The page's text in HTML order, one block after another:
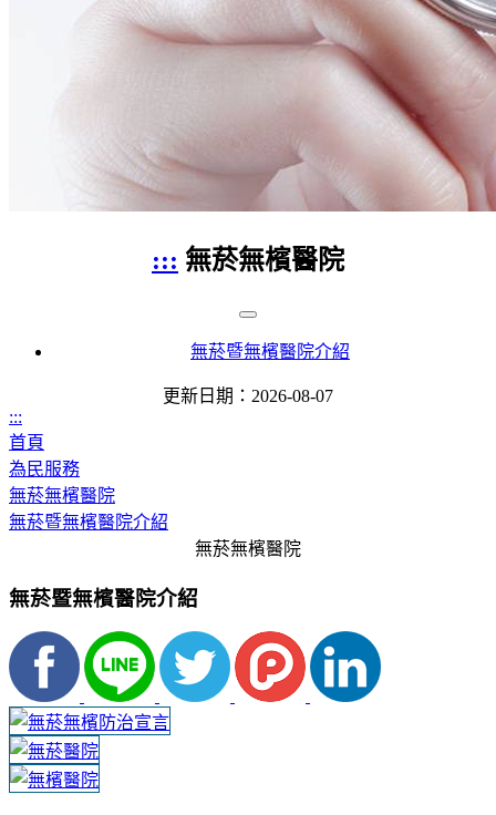
::: 無菸無檳醫院
無菸暨無檳醫院介紹
更新日期：2026-08-07
:::
首頁
為民服務
無菸無檳醫院
無菸暨無檳醫院介紹
無菸無檳醫院
無菸暨無檳醫院介紹